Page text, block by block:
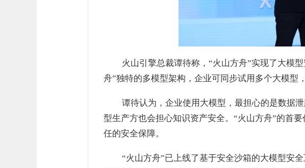
火山引擎总裁谭待称，“火山方舟”实现了大模
舟”独特的多模型架构，企业可同步试用多个大模型
谭待认为，企业使用大模型，最担心的是数据
型生产方也会担心知识资产安全。“火山方舟”的首
任的安全保障。
“火山方舟”已上线了基于安全沙箱的大模型安